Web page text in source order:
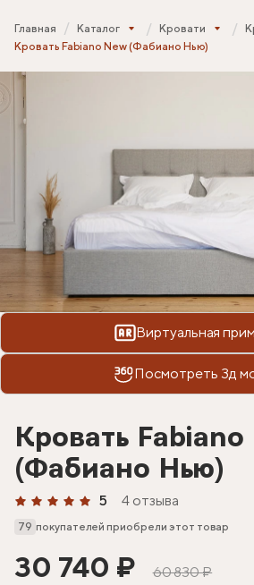
Главная Каталог Кровати
Кровать Fabiano New (Фабиано Нью)
Виртуальная
Посмотреть 3д
Кровать Fabiano
(Фабиано Нью)
5 4 отзыва
79 покупателей приобрели этот товар
30 740 ₽ 60 830 ₽